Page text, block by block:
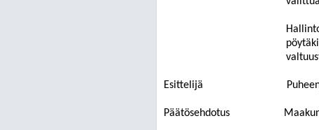
Esittelijä
Päätösehdotus